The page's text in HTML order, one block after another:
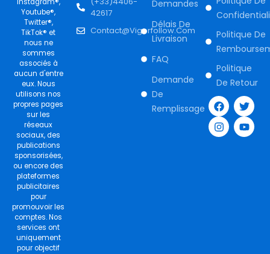
Youtube®,
Twitter®,
TikTok® et
nous ne
sommes
associés à
aucun d'entre
eux. Nous
utilisons nos
propres pages
sur les
réseaux
sociaux, des
publications
sponsorisées,
ou encore des
plateformes
publicitaires
pour
promouvoir les
comptes. Nos
services ont
uniquement
pour objectif
42617
Contact@vigorfollow.com
Demandes
Délais De
Livraison
FAQ
Demande
De
Remplissage
Politique De
Politique
De Retour
F
a
c
e
b
T
w
i
t
t
I
n
s
t
a
Y
o
u
t
u